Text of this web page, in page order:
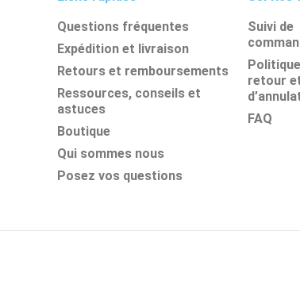
Questions fréquentes
Expédition et livraison
Retours et remboursements
Ressources, conseils et
astuces
Boutique
Qui sommes nous
Posez vos questions
Suivi de
retour
FAQ